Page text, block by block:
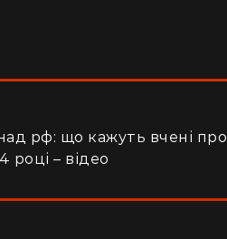
рф: що кажуть вчені про
– відео